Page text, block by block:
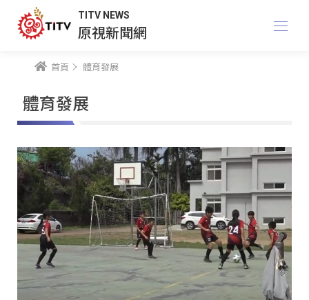
TITV NEWS
原視新聞網
首頁 體育發展
體育發展